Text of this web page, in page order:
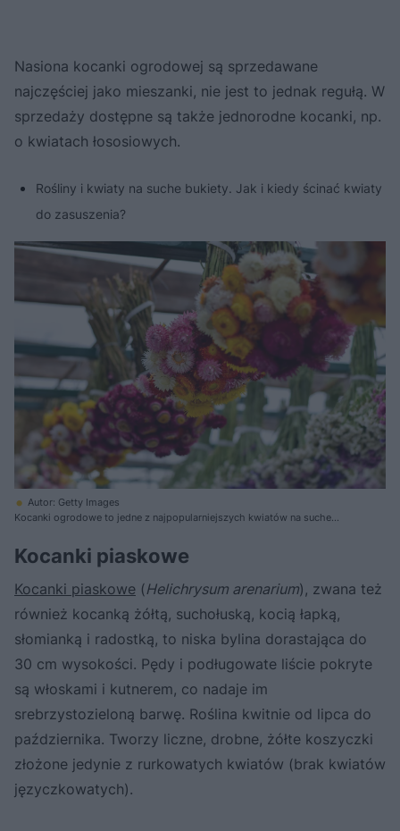
Nasiona kocanki ogrodowej są sprzedawane
najczęściej jako mieszanki, nie jest to jednak regułą. W
sprzedaży dostępne są także jednorodne kocanki, np.
o kwiatach łososiowych.
Rośliny i kwiaty na suche bukiety. Jak i kiedy ścinać kwiaty
do zasuszenia?
Autor: Getty Images
Kocanki ogrodowe to jedne z najpopularniejszych kwiatów na suche
Kocanki piaskowe
Kocanki piaskowe (Helichrysum arenarium), zwana też
również kocanką żółtą, suchołuską, kocią łapką,
słomianką i radostką, to niska bylina dorastająca do
30 cm wysokości. Pędy i podługowate liście pokryte
są włoskami i kutnerem, co nadaje im
srebrzystozieloną barwę. Roślina kwitnie od lipca do
października. Tworzy liczne, drobne, żółte koszyczki
złożone jedynie z rurkowatych kwiatów (brak kwiatów
języczkowatych).